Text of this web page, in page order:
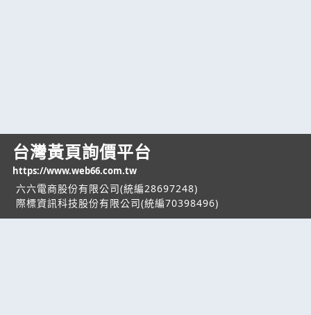
台灣黃頁詢價平台
https://www.web66.com.tw
六六電商股份有限公司(統編28697248)
際標資訊科技股份有限公司(統編70398496)